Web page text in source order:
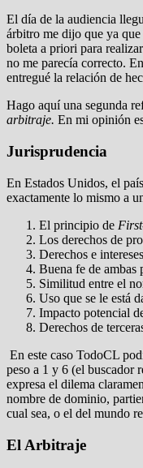
El día de la audiencia
árbitro me dijo que ya
boleta a priori para
no me parecía correcto.
entregué la relación de
Hago aquí una segunda
arbitraje. En mi opinión
Jurisprudencia
En Estados Unidos, el
exactamente lo mismo a
El principio de
Los derechos de
Derechos e
Buena fe de ambas
Similitud entre el
Uso que se le está
Impacto potencial
Derechos de
En este caso TodoCL
peso a 1 y 6 (el buscador
expresa el dilema
nombre de dominio,
cual sea, o el del mundo
El Arbitraje